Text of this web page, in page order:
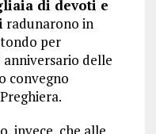
di devoti e
radunarono in
per
anniversario delle
convegno